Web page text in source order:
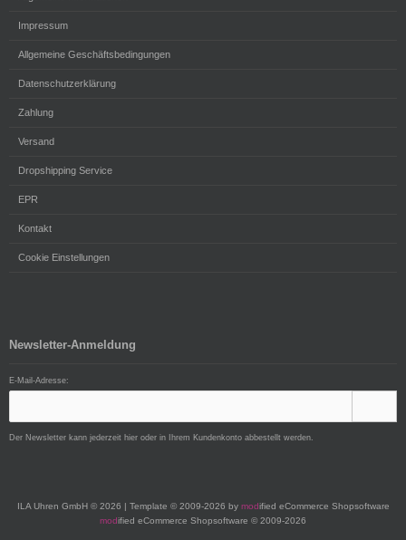
Impressum
Allgemeine Geschäftsbedingungen
Datenschutzerklärung
Zahlung
Versand
Dropshipping Service
EPR
Kontakt
Cookie Einstellungen
Newsletter-Anmeldung
E-Mail-Adresse:
Der Newsletter kann jederzeit hier oder in Ihrem Kundenkonto abbestellt werden.
ILA Uhren GmbH © 2026 | Template © 2009-2026 by modified eCommerce Shopsoftware
modified eCommerce Shopsoftware © 2009-2026